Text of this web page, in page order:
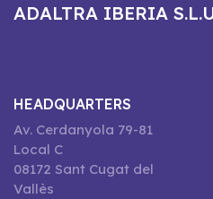
ADALTRA IBERIA
HEADQUARTERS
Av. Cerdanyola 79-81
Local C
08172 Sant Cugat del
Vallès